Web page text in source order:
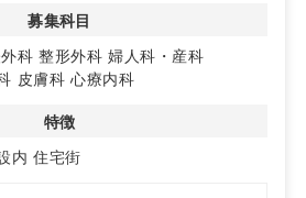
効果も重なり、昨年度はSUNAMO
億円を記録。
予測され、2027年4月頃入居開始予
ックと調剤薬局で分割予定（各約
募集科目
科 整形外科 婦人科・産科
皮膚科 心療内科
特徴
内 住宅街